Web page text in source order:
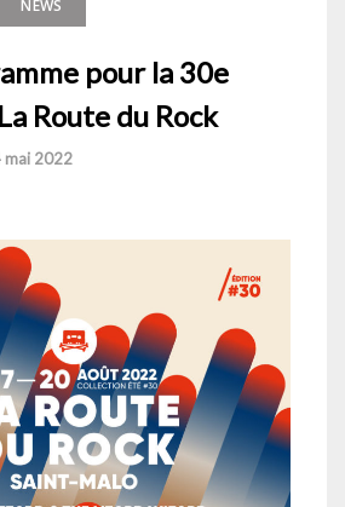
NEWS
pour la 30e
Route du Rock
mai 2022